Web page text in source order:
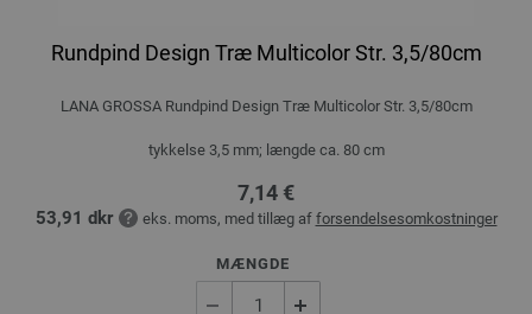
Rundpind Design Træ Multicolor Str. 3,5/80cm
LANA GROSSA Rundpind Design Træ Multicolor Str. 3,5/80cm
tykkelse 3,5 mm; længde ca. 80 cm
7,14 €
53,91 dkr eks. moms, med tillæg af forsendelsesomkostninger
MÆNGDE